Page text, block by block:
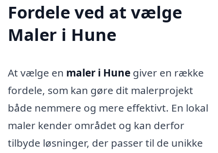
Fordele ved at vælge
Maler i Hune
At vælge en maler i Hune giver en række
fordele, som kan gøre dit malerprojekt
både nemmere og mere effektivt. En lokal
maler kender området og kan derfor
tilbyde løsninger, der passer til de unikke